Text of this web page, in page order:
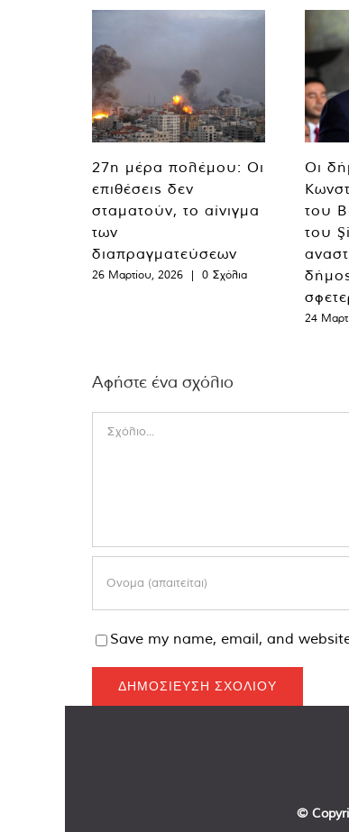
27η μέρα πολέμου: Οι
επιθέσεις δεν
σταματούν, το αίνιγμα
των
διαπραγματεύσεων
26 Μαρτίου, 2026 | 0 Σχόλια
Οι
του
του
24
Αφήστε ένα σχόλιο
Save my name, email, and
©